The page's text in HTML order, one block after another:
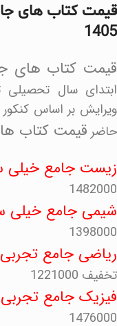
قیمت کتاب های
1405
قیمت کتاب های
ابتدای سال
ویرایش بر اساس
حاضر قیمت کتاب
زیست جامع خیلی
1482000
شیمی جامع خیلی
1398000
ریاضی جامع
تخفیف 1221000
فیزیک جامع
1476000